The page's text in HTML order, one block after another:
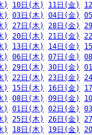
) 10日(木) 11日(金)
) 03日(木) 04日(金)
) 27日(木) 28日(金)
) 20日(木) 21日(金)
) 13日(木) 14日(金)
) 06日(木) 07日(金)
) 29日(木) 30日(金)
) 22日(木) 23日(金)
) 15日(木) 16日(金)
) 08日(木) 09日(金)
) 01日(木) 02日(金)
) 25日(木) 26日(金)
) 18日(木) 19日(金)